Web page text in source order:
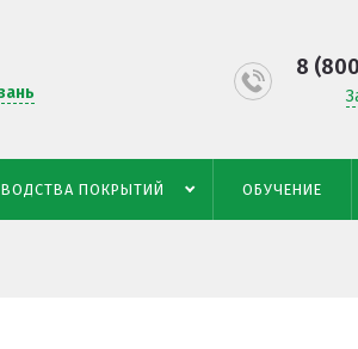
8
ПОКРЫТИЙ ОБУЧЕНИЕ